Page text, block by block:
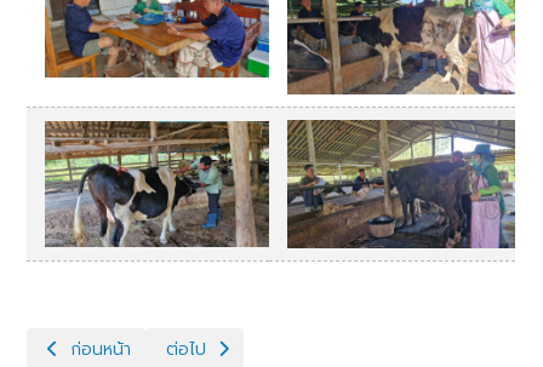
เนื้อหาก่อนหน้า: จ่ายน้ำเชื้อแช่แข็ง,ไนโตรเจนเหลว พร้อมทั้งอุปกรณ์ผส
ก่อนหน้า เนื้อหาถัดไป: ข่าวกิจกรรม7 (3)
ต่อไป